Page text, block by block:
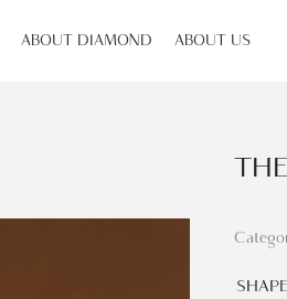
ABOUT DIAMOND ABOUT US
SHAPE